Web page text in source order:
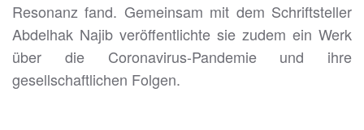
Resonanz fand. Gemeinsam mit dem Schriftsteller
Abdelhak Najib veröffentlichte sie zudem ein Werk
über die Coronavirus-Pandemie und ihre
gesellschaftlichen Folgen.